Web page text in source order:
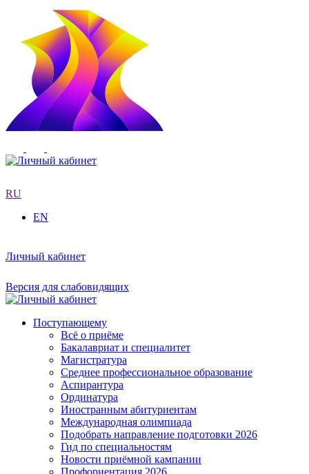
RU
EN
Личный кабинет
Версия для слабовидящих
Поступающему
Всё о приёме
Бакалавриат и специалитет
Магистратура
Среднее профессиональное образование
Аспирантура
Ординатура
Иностранным абитуриентам
Международная олимпиада
Подобрать направление подготовки 2026
Гид по специальностям
Новости приёмной кампании
Профориентация 2026